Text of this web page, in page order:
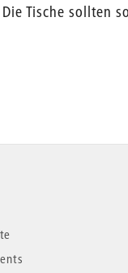
Tische sollten